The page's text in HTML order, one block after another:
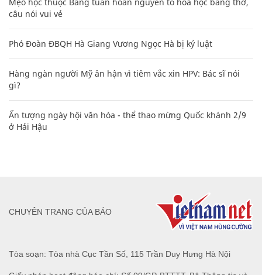
Mẹo học thuộc Bảng tuần hoàn nguyên tố hóa học bằng thơ,
câu nói vui vẻ
Phó Đoàn ĐBQH Hà Giang Vương Ngọc Hà bị kỷ luật
Hàng ngàn người Mỹ ân hận vì tiêm vắc xin HPV: Bác sĩ nói
gì?
Ấn tượng ngày hội văn hóa - thể thao mừng Quốc khánh 2/9
ở Hải Hậu
Tòa soạn: Tòa nhà Cục Tần Số, 115 Trần Duy Hưng Hà Nội
CHUYÊN TRANG CỦA BÁO